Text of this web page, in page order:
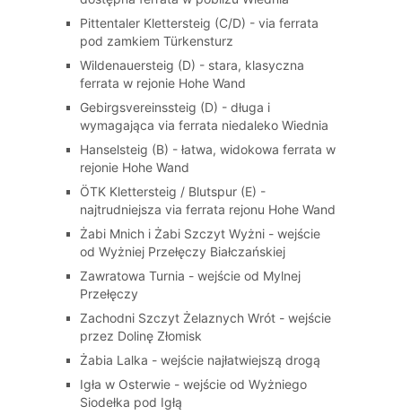
Pittentaler Klettersteig (C/D) - via ferrata
pod zamkiem Türkensturz
Wildenauersteig (D) - stara, klasyczna
ferrata w rejonie Hohe Wand
Gebirgsvereinssteig (D) - długa i
wymagająca via ferrata niedaleko Wiednia
Hanselsteig (B) - łatwa, widokowa ferrata w
rejonie Hohe Wand
ÖTK Klettersteig / Blutspur (E) -
najtrudniejsza via ferrata rejonu Hohe Wand
Żabi Mnich i Żabi Szczyt Wyżni - wejście
od Wyżniej Przełęczy Białczańskiej
Zawratowa Turnia - wejście od Mylnej
Przełęczy
Zachodni Szczyt Żelaznych Wrót - wejście
przez Dolinę Złomisk
Żabia Lalka - wejście najłatwiejszą drogą
Igła w Osterwie - wejście od Wyżniego
Siodełka pod Igłą